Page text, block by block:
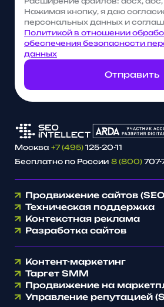
Отправить
Нажимая кнопку, я даю
персональных данных и
Политикой в отношении
обеспечения безопасности
данных
Москва +7 (495) 125-20-11
Бесплатно по России 8 (800) 707-
Продвижение сайтов
Техническая поддержка
Контекстная реклама
Разработка сайтов
Контент-маркетинг
Таргет SMM
Продвижение на
Управление репутацией